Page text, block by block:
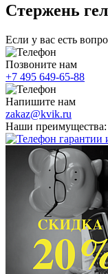
Стержень
Если у вас есть
Позвоните нам
+7 495 649-65-88
Напишите нам
zakaz@kvik.ru
Наши преимущества:
гарантии